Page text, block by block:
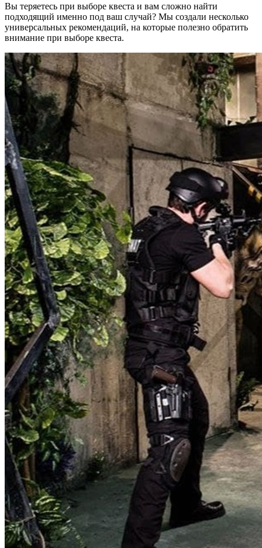
Вы теряетесь при выборе квеста и вам сложно найти
подходящий именно под ваш случай? Мы создали несколько
универсальных рекомендаций, на которые полезно обратить
внимание при выборе квеста.